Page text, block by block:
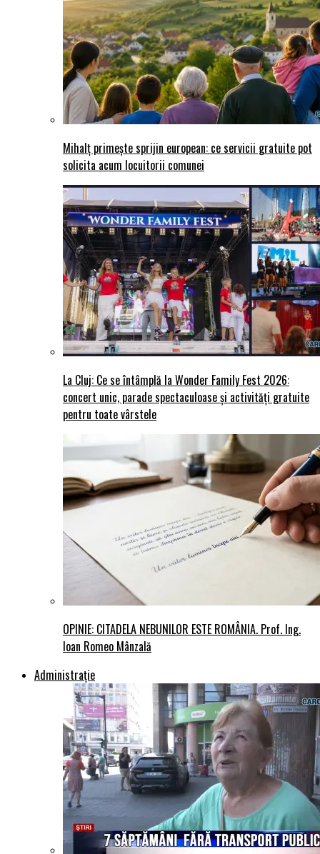
Mihalț primește sprijin european: ce servicii gratuite pot
solicita acum locuitorii comunei
La Cluj: Ce se întâmplă la Wonder Family Fest 2026:
concert unic, parade spectaculoase și activități gratuite
pentru toate vârstele
OPINIE: CITADELA NEBUNILOR ESTE ROMÂNIA. Prof. Ing.
Ioan Romeo Mânzală
Administraţie